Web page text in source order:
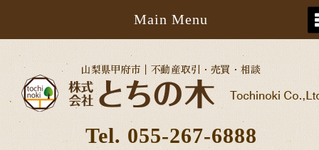
Main Menu
Tel. 055-267-6888